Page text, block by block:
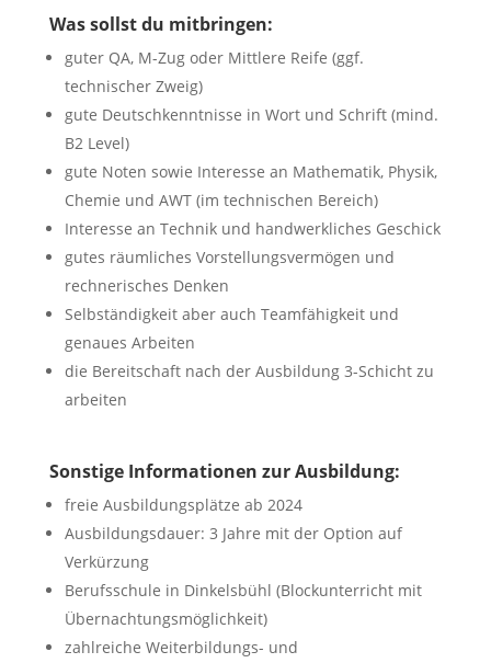
Was sollst du mitbringen:
guter QA, M-Zug oder Mittlere Reife (ggf.
technischer Zweig)
gute Deutschkenntnisse in Wort und Schrift (mind.
B2 Level)
gute Noten sowie Interesse an Mathematik, Physik,
Chemie und AWT (im technischen Bereich)
Interesse an Technik und handwerkliches Geschick
gutes räumliches Vorstellungsvermögen und
rechnerisches Denken
Selbständigkeit aber auch Teamfähigkeit und
genaues Arbeiten
die Bereitschaft nach der Ausbildung 3-Schicht zu
arbeiten
Sonstige Informationen zur Ausbildung:
freie Ausbildungsplätze ab 2024
Ausbildungsdauer: 3 Jahre mit der Option auf
Verkürzung
Berufsschule in Dinkelsbühl (Blockunterricht mit
Übernachtungsmöglichkeit)
zahlreiche Weiterbildungs- und